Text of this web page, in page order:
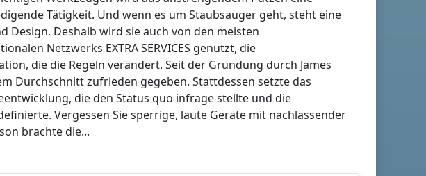
Tätigkeit. Und wenn es um Staubsauger geht, steht eine
Deshalb wird sie auch von den meisten
Netzwerks EXTRA SERVICES genutzt, die
die die Regeln verändert. Seit der Gründung durch James
Durchschnitt zufrieden gegeben. Stattdessen setzte das
die den Status quo infrage stellte und die
Vergessen Sie sperrige, laute Geräte mit nachlassender
brachte die...